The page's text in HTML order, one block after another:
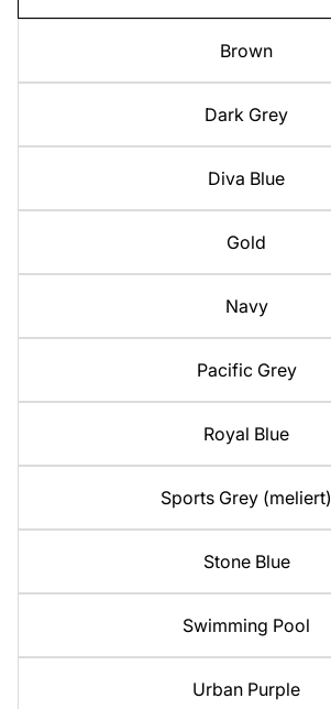
Brown
Dark Grey
Diva Blue
Gold
Navy
Pacific Grey
Royal Blue
Sports Grey (meliert)
Stone Blue
Swimming Pool
Urban Purple